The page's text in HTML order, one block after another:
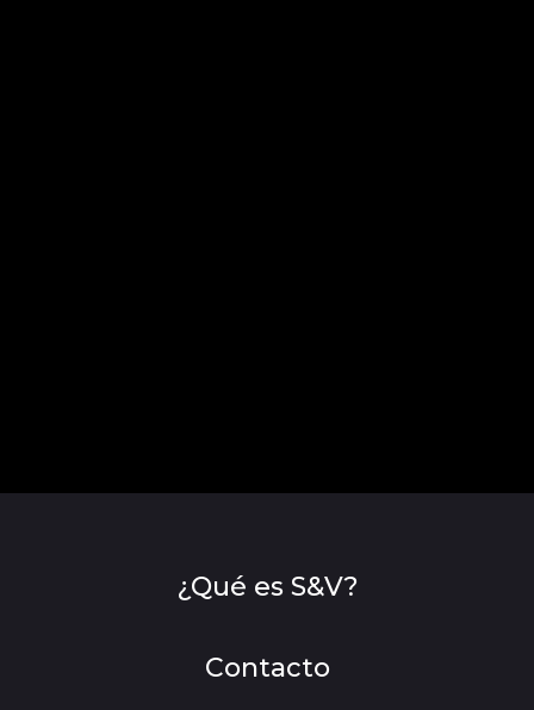
¿Qué es S&V?
Contacto